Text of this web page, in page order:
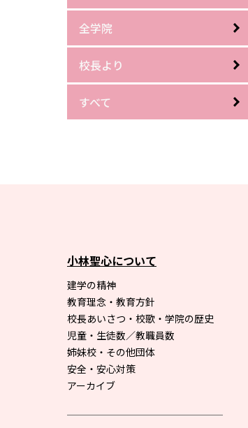
全学院
校長より
すべて
小林聖心について
建学の精神
教育理念・教育方針
校長あいさつ・校歌・学院の歴史
児童・生徒数／教職員数
姉妹校・その他団体
安全・安心対策
アーカイブ